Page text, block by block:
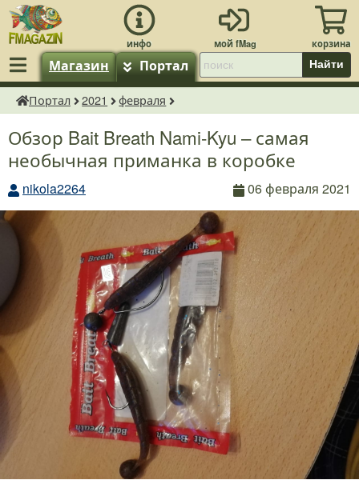
Магазин Портал Найти
fMagazin.ru
Портал 2021 февраля
Обзор Bait Breath Nami-Kyu – самая
необычная приманка в коробке
nikola2264 06 февраля 2021